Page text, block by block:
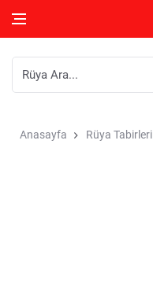
Anasayfa Rüya Tabirleri